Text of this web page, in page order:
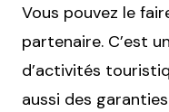
Vous pouvez le
partenaire. C’est
d’activités
aussi des